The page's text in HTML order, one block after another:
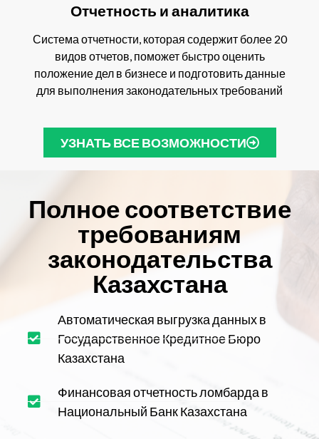
Отчетность и аналитика
Система отчетности, которая содержит более 20
видов отчетов, поможет быстро оценить
положение дел в бизнесе и подготовить данные
для выполнения законодательных требований
УЗНАТЬ ВСЕ ВОЗМОЖНОСТИ
Полное соответствие
требованиям
законодательства
Казахстана
Автоматическая выгрузка данных в
Государственное Кредитное Бюро
Казахстана
Финансовая отчетность ломбарда в
Национальный Банк Казахстана